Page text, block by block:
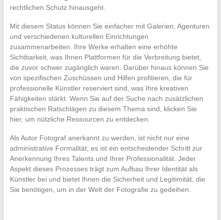
rechtlichen Schutz hinausgeht.
Mit diesem Status können Sie einfacher mit Galerien, Agenturen
und verschiedenen kulturellen Einrichtungen
zusammenarbeiten. Ihre Werke erhalten eine erhöhte
Sichtbarkeit, was Ihnen Plattformen für die Verbreitung bietet,
die zuvor schwer zugänglich waren. Darüber hinaus können Sie
von spezifischen Zuschüssen und Hilfen profitieren, die für
professionelle Künstler reserviert sind, was Ihre kreativen
Fähigkeiten stärkt. Wenn Sie auf der Suche nach zusätzlichen
praktischen Ratschlägen zu diesem Thema sind, klicken Sie
hier, um nützliche Ressourcen zu entdecken.
Als Autor Fotograf anerkannt zu werden, ist nicht nur eine
administrative Formalität; es ist ein entscheidender Schritt zur
Anerkennung Ihres Talents und Ihrer Professionalität. Jeder
Aspekt dieses Prozesses trägt zum Aufbau Ihrer Identität als
Künstler bei und bietet Ihnen die Sicherheit und Legitimität, die
Sie benötigen, um in der Welt der Fotografie zu gedeihen.